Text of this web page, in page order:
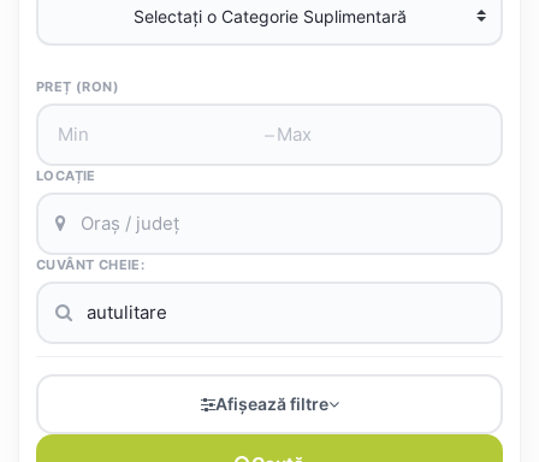
PREȚ (RON)
–
LOCAȚIE
CUVÂNT CHEIE:
Afișează filtre